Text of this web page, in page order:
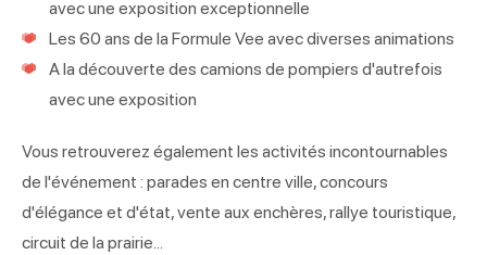
avec une exposition exceptionnelle
Les 60 ans de la Formule Vee avec diverses animations
A la découverte des camions de pompiers d'autrefois
avec une exposition
Vous retrouverez également les activités incontournables
de l'événement : parades en centre ville, concours
d'élégance et d'état, vente aux enchères, rallye touristique,
circuit de la prairie...